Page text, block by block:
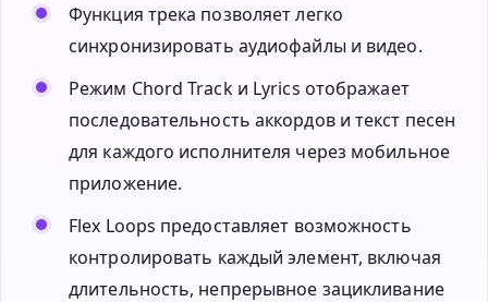
Функция трека позволяет легко
синхронизировать аудиофайлы и видео.
Режим Chord Track и Lyrics отображает
последовательность аккордов и текст песен
для каждого исполнителя через мобильное
приложение.
Flex Loops предоставляет возможность
контролировать каждый элемент, включая
длительность, непрерывное зацикливание